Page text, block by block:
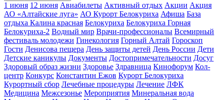
1 июня 12 июня Авиабилеты Активный отдых Акции Акция
АО «Алтайские луга» АО Курорт Белокуриха Афиша База
отдыха Калина красная Белокуриха Белокуриха Горная
Белокуриха-2 Водный мир Врачи-профессионалы Всемирный
фестиваль молодежи Гинекология Горный Алтай Гороскоп
Гости Денисова пещера День защиты детей День России Дети
Детские каникулы Документы Достопримечательности Досуг
Здоровый образ жизни Здоровье Здравница Кинофорум Кол-
центр Конкурс Константин Ежов Курорт Белокуриха
Курортный сбор Лечебные процедуры Лечение ЛФК
Медицина Межсезонье Мероприятия Минеральная вода